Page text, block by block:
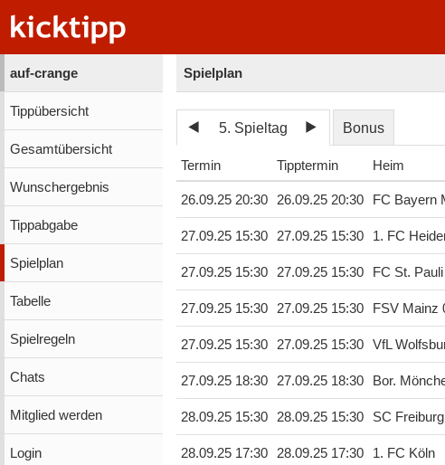
auf-crange
Tippübersicht
Gesamtübersicht
Wunschergebnis
Tippabgabe
Spielplan
Tabelle
Spielregeln
Chats
Mitglied werden
Login
Spielplan
5. Spieltag Bonus
Termin Tipptermin Heim
26.09.25 20:30 26.09.25 20:30 FC Bayern
27.09.25 15:30 27.09.25 15:30 1. FC
27.09.25 15:30 27.09.25 15:30 FC St. Pauli
27.09.25 15:30 27.09.25 15:30 FSV Mainz
27.09.25 15:30 27.09.25 15:30 VfL
27.09.25 18:30 27.09.25 18:30 Bor.
28.09.25 15:30 28.09.25 15:30 SC Freiburg
28.09.25 17:30 28.09.25 17:30 1. FC Köln